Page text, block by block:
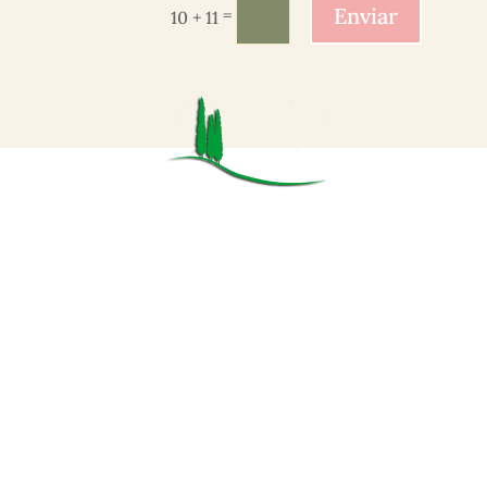
10 + 11 = Enviar